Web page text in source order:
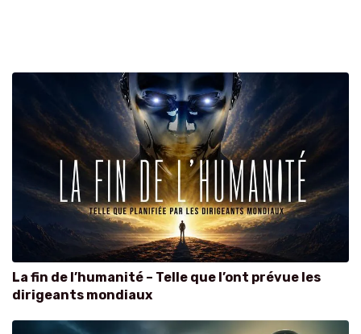
La fin de l’humanité – Telle que l’ont prévue les
dirigeants mondiaux